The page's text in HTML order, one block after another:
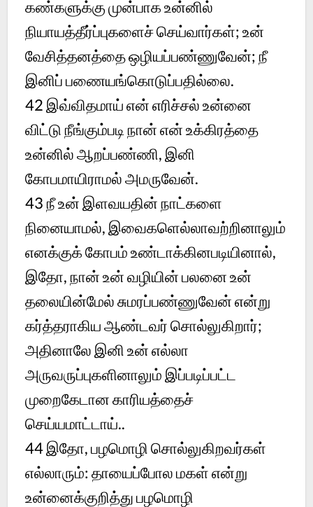
கண்களுக்கு முன்பாக உன்னில்
நியாயத்தீர்ப்புகளைச் செய்வார்கள்; உன்
வேசித்தனத்தை ஒழியப்பண்ணுவேன்; நீ
இனிப் பணையங்கொடுப்பதில்லை.
42 இவ்விதமாய் என் எரிச்சல் உன்னை
விட்டு நீங்கும்படி நான் என் உக்கிரத்தை
உன்னில் ஆறப்பண்ணி, இனி
கோபமாயிராமல் அமருவேன்.
43 நீ உன் இளவயதின் நாட்களை
நினையாமல், இவைகளெல்லாவற்றினாலும்
எனக்குக் கோபம் உண்டாக்கினபடியினால்,
இதோ, நான் உன் வழியின் பலனை உன்
தலையின்மேல் சுமரப்பண்ணுவேன் என்று
கர்த்தராகிய ஆண்டவர் சொல்லுகிறார்;
அதினாலே இனி உன் எல்லா
அருவருப்புகளினாலும் இப்படிப்பட்ட
முறைகேடான காரியத்தைச்
செய்யமாட்டாய்..
44 இதோ, பழமொழி சொல்லுகிறவர்கள்
எல்லாரும்: தாயைப்போல மகள் என்று
உன்னைக்குறித்து பழமொழி